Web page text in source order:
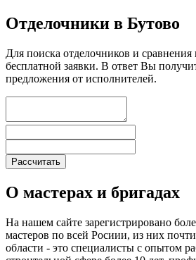
Отделочники в Бутово
Для поиска отделочников и
бесплатной заявки. В ответ Вы
предложения от исполнителей.
О мастерах и бригадах
На нашем сайте зарегистрировано
мастеров по всей Росиии, из них
области - это специалисты с опытом